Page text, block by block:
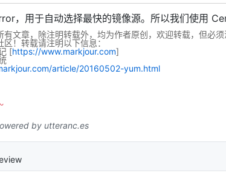
，用于自动选择最快的镜像源。所以我们使用
文章，除注明转载外，均为作者原创，欢迎转载，但必须
！转载请注明以下信息：
[https://www.markjour.com]
article/20160502-yum.html